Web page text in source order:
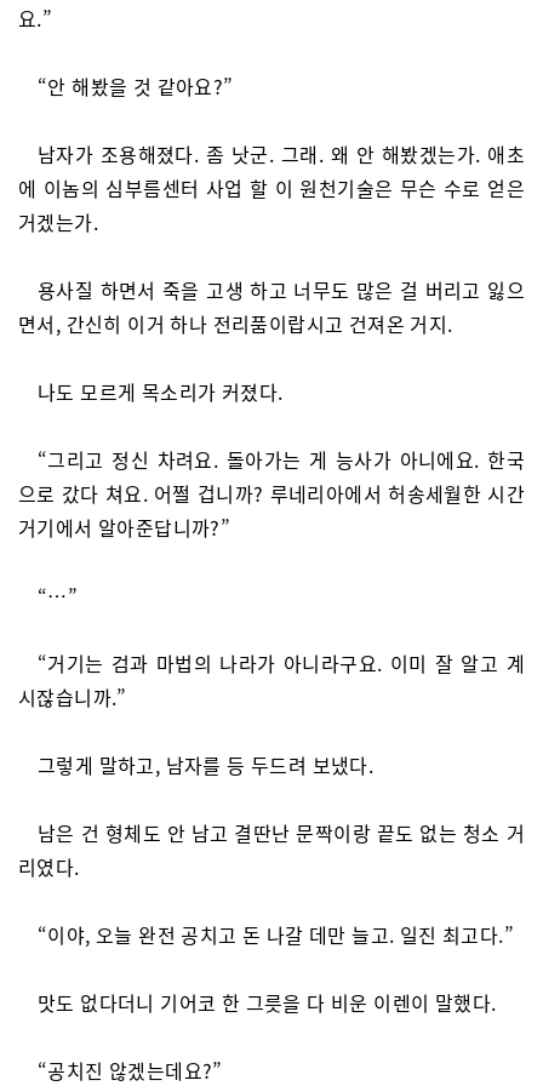
요.”
“안 해봤을 것 같아요?”
남자가 조용해졌다. 좀 낫군. 그래. 왜 안 해봤겠는가. 애초
에 이놈의 심부름센터 사업 할 이 원천기술은 무슨 수로 얻은
거겠는가.
용사질 하면서 죽을 고생 하고 너무도 많은 걸 버리고 잃으
면서, 간신히 이거 하나 전리품이랍시고 건져온 거지.
나도 모르게 목소리가 커졌다.
“그리고 정신 차려요. 돌아가는 게 능사가 아니에요. 한국
으로 갔다 쳐요. 어쩔 겁니까? 루네리아에서 허송세월한 시간
거기에서 알아준답니까?”
“…”
“거기는 검과 마법의 나라가 아니라구요. 이미 잘 알고 계
시잖습니까.”
그렇게 말하고, 남자를 등 두드려 보냈다.
남은 건 형체도 안 남고 결딴난 문짝이랑 끝도 없는 청소 거
리였다.
“이야, 오늘 완전 공치고 돈 나갈 데만 늘고. 일진 최고다.”
맛도 없다더니 기어코 한 그릇을 다 비운 이렌이 말했다.
“공치진 않겠는데요?”